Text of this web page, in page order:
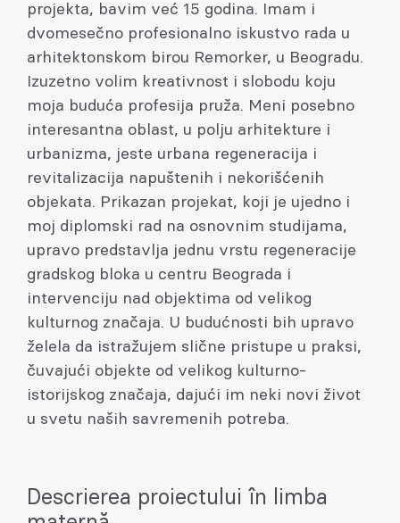
projekta, bavim već 15 godina. Imam i
dvomesečno profesionalno iskustvo rada u
arhitektonskom birou Remorker, u Beogradu.
Izuzetno volim kreativnost i slobodu koju
moja buduća profesija pruža. Meni posebno
interesantna oblast, u polju arhitekture i
urbanizma, jeste urbana regeneracija i
revitalizacija napuštenih i nekorišćenih
objekata. Prikazan projekat, koji je ujedno i
moj diplomski rad na osnovnim studijama,
upravo predstavlja jednu vrstu regeneracije
gradskog bloka u centru Beograda i
intervenciju nad objektima od velikog
kulturnog značaja. U budućnosti bih upravo
želela da istražujem slične pristupe u praksi,
čuvajući objekte od velikog kulturno-
istorijskog značaja, dajući im neki novi život
u svetu naših savremenih potreba.
Descrierea proiectului în limba